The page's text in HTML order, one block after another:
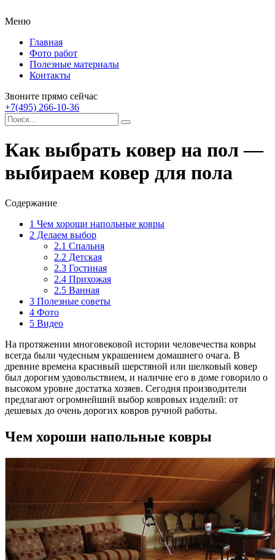
Меню
Главная
Фото работ
Полезные материалы
Контакты
Звоните прямо сейчас
+7(495) 266-10-36
Как выбрать ковер на пол —
выбираем ковер для пола
Содержание
1 Чем хороши напольные ковры
2 Делаем выбор
2.1 Спальня
2.2 Детская
2.3 Гостиная
2.4 Прихожая
2.5 Ванная
3 Полезные советы
4 Фото
5 Видео
На протяжении многовековой истории человечества ковры
всегда были чудесным украшением домашнего очага. В
древние времена красивый шерстяной или шелковый ковер
был дорогим удовольствием, и наличие его в доме говорило о
высоком уровне достатка хозяев. Сегодня производители
предлагают огромнейший выбор ковровых изделий: от
дешевых до очень дорогих ковров ручной работы.
Чем хороши напольные ковры